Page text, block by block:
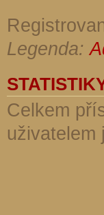
Legenda:
Celkem
uživatelem